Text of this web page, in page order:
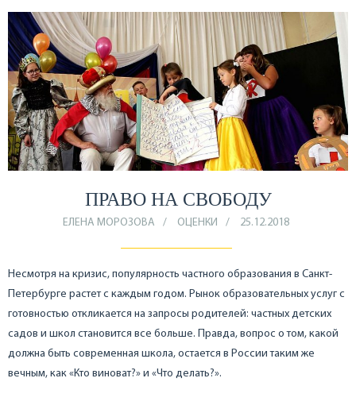
ПРАВО НА СВОБОДУ
ЕЛЕНА МОРОЗОВА ОЦЕНКИ 25.12.2018
Несмотря на кризис, популярность частного образования в Санкт-
Петербурге растет с каждым годом. Рынок образовательных услуг с
готовностью откликается на запросы родителей: частных детских
садов и школ становится все больше. Правда, вопрос о том, какой
должна быть современная школа, остается в России таким же
вечным, как «Кто виноват?» и «Что делать?».